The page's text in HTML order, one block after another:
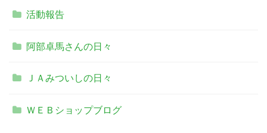
活動報告
阿部卓馬さんの日々
ＪＡみついしの日々
ＷＥＢショップブログ